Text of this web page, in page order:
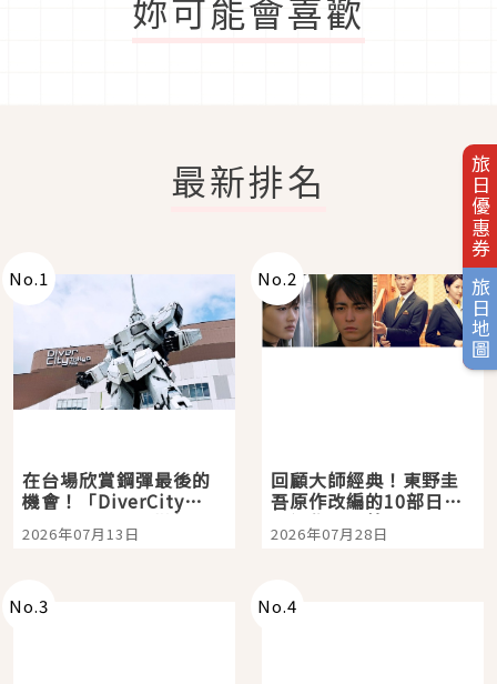
旅日優惠券
旅日地圖
妳可能會喜歡
最新排名
No.1
在台場欣賞鋼彈最後的
機會！「DiverCity
Tokyo Plaza」搭船、
購物、美食及夜景，一
2026年07月13日
No.2
回顧大師經典！東野圭
吾原作改編的10部日本
影視作品推薦
2026年07月28日
No.3 No.4